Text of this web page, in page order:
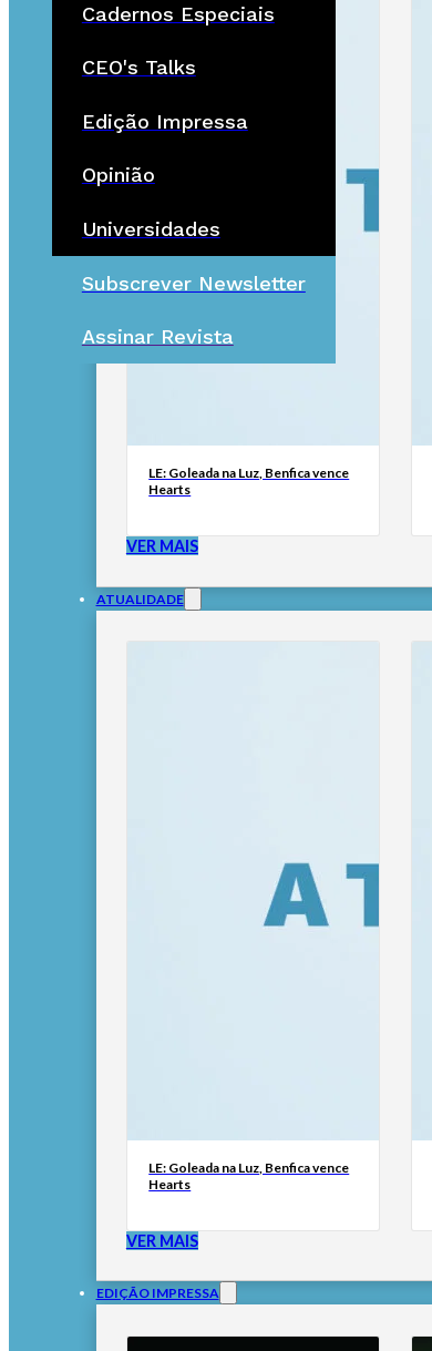
Cadernos Especiais
CEO's Talks
Edição Impressa
Opinião
Universidades
Subscrever Newsletter
Assinar Revista
LE: Goleada na Luz, Benfica vence
Hearts
VER MAIS
ATUALIDADE
LE: Goleada na Luz, Benfica vence
Hearts
VER MAIS
EDIÇÃO IMPRESSA